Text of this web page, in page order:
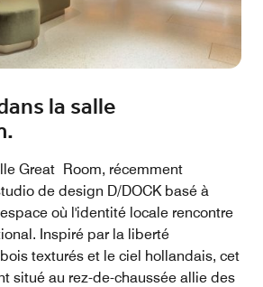
la salle
Great Room, récemment
de design D/DOCK basé à
où l'identité locale rencontre
Inspiré par la liberté
texturés et le ciel hollandais, cet
situé au rez-de-chaussée allie des